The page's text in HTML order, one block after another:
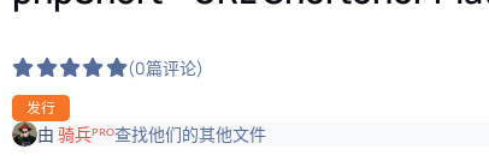
(0篇评论)
发行
由 骑兵ᴾᴿᴼ查找他们的其他文件